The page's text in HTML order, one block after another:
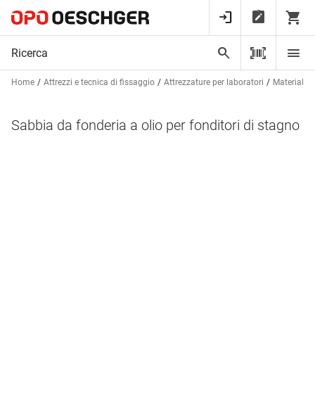
Home Attrezzi e tecnica di fissaggio Attrezzature per laboratori Materiali
Sabbia da fonderia a olio per fonditori di stagno